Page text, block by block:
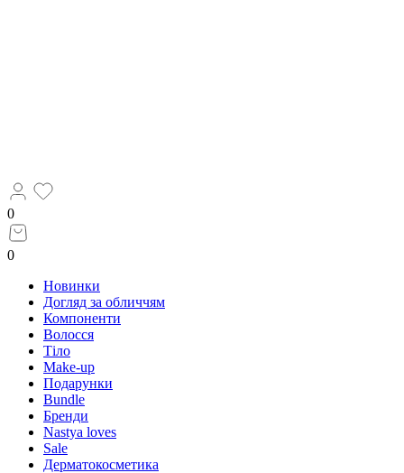
0
0
Новинки
Догляд за обличчям
Компоненти
Волосся
Тіло
Make-up
Подарунки
Bundle
Бренди
Nastya loves
Sale
Дерматокосметика